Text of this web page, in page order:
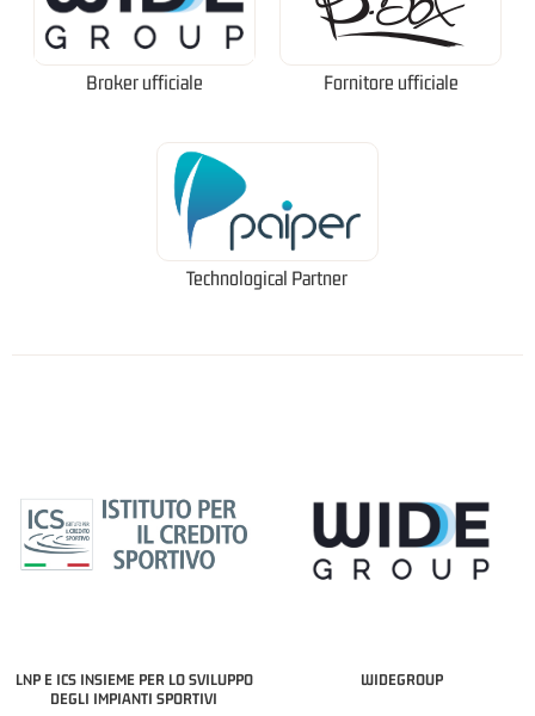
Broker ufficiale Fornitore ufficiale
Technological Partner
LNP E ICS INSIEME PER LO SVILUPPO
DEGLI IMPIANTI SPORTIVI
WIDEGROUP